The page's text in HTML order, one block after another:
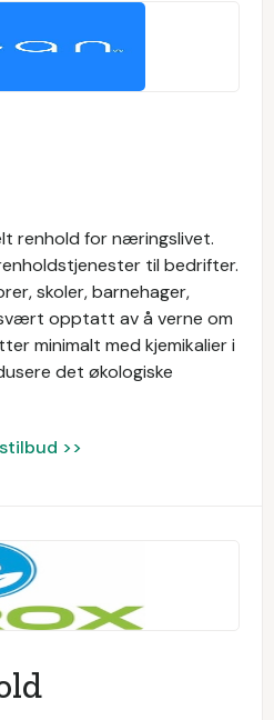
renhold for næringslivet.
til bedrifter.
skoler, barnehager,
opptatt av å verne om
minimalt med kjemikalier i
det økologiske
>>